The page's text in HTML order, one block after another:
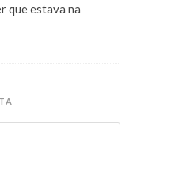
que estava na